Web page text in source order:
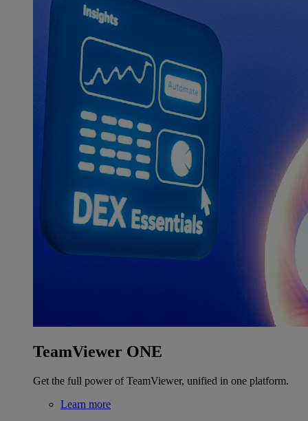
TeamViewer ONE
Get the full power of TeamViewer, unified in one platform.
Learn more